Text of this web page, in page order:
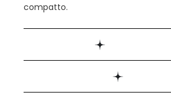
compatto.